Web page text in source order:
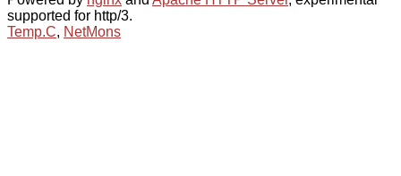
supported for http/3.
Temp.C, NetMons